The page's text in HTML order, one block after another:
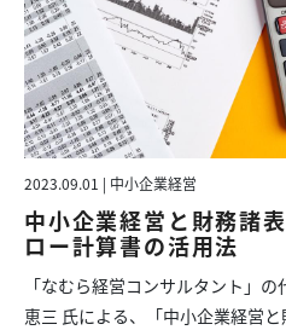
2023.09.01 | 中小企業経営
中小企業経営と財務諸
ロー計算書の活用法
「なむら経営コンサルタント」
恵三 氏による、「中小企業経営